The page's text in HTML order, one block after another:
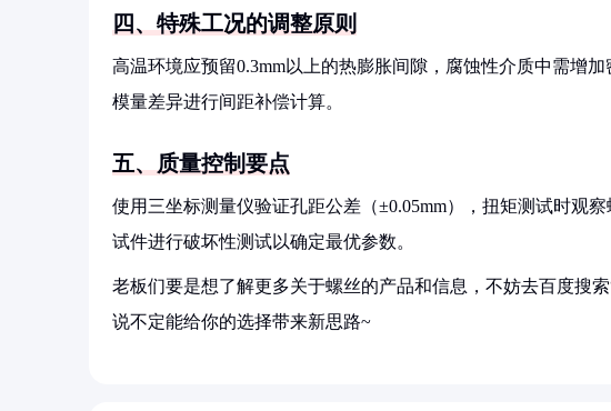
四、特殊工况的调整原则
高温环境应预留0.3mm以上的热膨胀间隙，腐蚀性介质中需增
模量差异进行间距补偿计算。
五、质量控制要点
使用三坐标测量仪验证孔距公差（±0.05mm），扭矩测试时观
试件进行破坏性测试以确定最优参数。
老板们要是想了解更多关于螺丝的产品和信息，不妨去百度搜
说不定能给你的选择带来新思路~